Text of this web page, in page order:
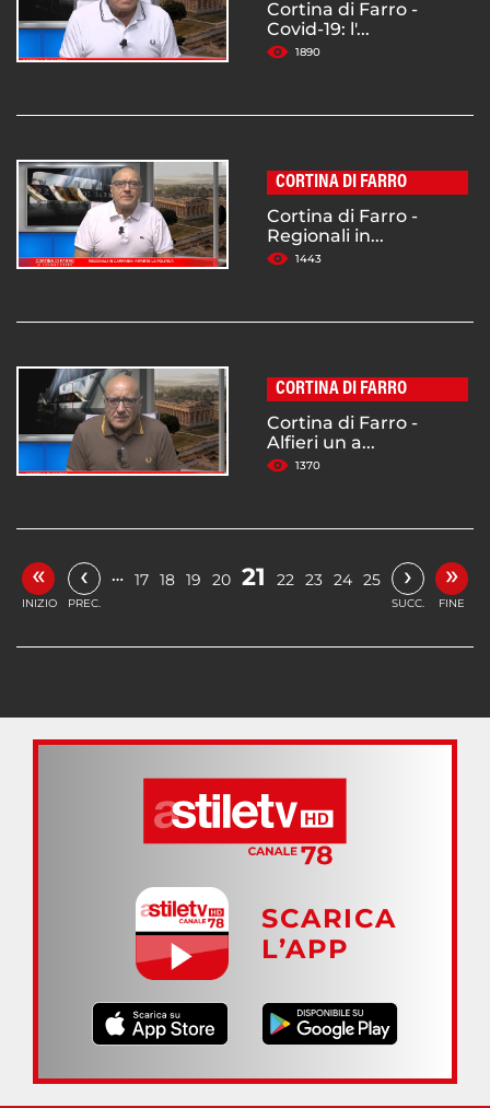
Cortina di Farro -
Covid-19: l'...
1890
CORTINA DI FARRO
Cortina di Farro -
Regionali in...
1443
CORTINA DI FARRO
Cortina di Farro -
Alfieri un a...
1370
«
INIZIO
‹
PREC.
… 17 18 19 20 21 22 23 24 25 ›
SUCC.
»
FINE
SCARICA
L’APP